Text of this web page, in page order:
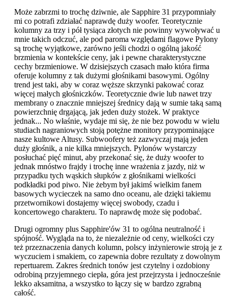
Może zabrzmi to trochę dziwnie, ale Sapphire 31 przypomniały
mi co potrafi zdziałać naprawdę duży woofer. Teoretycznie
kolumny za trzy i pół tysiąca złotych nie powinny wywoływać u
mnie takich odczuć, ale pod paroma względami flagowe Pylony
są trochę wyjątkowe, zarówno jeśli chodzi o ogólną jakość
brzmienia w kontekście ceny, jak i pewne charakterystyczne
cechy brzmieniowe. W dzisiejszych czasach mało która firma
oferuje kolumny z tak dużymi głośnikami basowymi. Ogólny
trend jest taki, aby w coraz węższe skrzynki pakować coraz
więcej małych głośniczków. Teoretycznie dwie lub nawet trzy
membrany o znacznie mniejszej średnicy dają w sumie taką samą
powierzchnię drgającą, jak jeden duży stożek. W praktyce
jednak... No właśnie, wydaje mi się, że nie bez powodu w wielu
studiach nagraniowych stoją potężne monitory przypominające
nasze kultowe Altusy. Subwoofery też zazwyczaj mają jeden
duży głośnik, a nie kilka mniejszych. Pylonów wystarczy
posłuchać pięć minut, aby przekonać się, że duży woofer to
jednak mnóstwo frajdy i trochę inne wrażenia z jazdy, niż w
przypadku tych wąskich słupków z głośnikami wielkości
podkładki pod piwo. Nie żebym był jakimś wielkim fanem
basowych wycieczek na samo dno oceanu, ale dzięki takiemu
przetwornikowi dostajemy więcej swobody, czadu i
koncertowego charakteru. To naprawdę może się podobać.
Drugi ogromny plus Sapphire'ów 31 to ogólna neutralność i
spójność. Wygląda na to, że niezależnie od ceny, wielkości czy
też przeznaczenia danych kolumn, polscy inżynierowie stroją je z
wyczuciem i smakiem, co zapewnia dobre rezultaty z dowolnym
repertuarem. Zakres średnich tonów jest czytelny i ozdobiony
odrobiną przyjemnego ciepła, góra jest przejrzysta i jednocześnie
lekko aksamitna, a wszystko to łączy się w bardzo zgrabną
całość.